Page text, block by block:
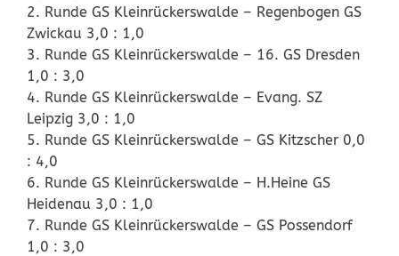
2. Runde GS Kleinrückerswalde – Regenbogen GS
Zwickau 3,0 : 1,0
3. Runde GS Kleinrückerswalde – 16. GS Dresden
1,0 : 3,0
4. Runde GS Kleinrückerswalde – Evang. SZ
Leipzig 3,0 : 1,0
5. Runde GS Kleinrückerswalde – GS Kitzscher 0,0
: 4,0
6. Runde GS Kleinrückerswalde – H.Heine GS
Heidenau 3,0 : 1,0
7. Runde GS Kleinrückerswalde – GS Possendorf
1,0 : 3,0